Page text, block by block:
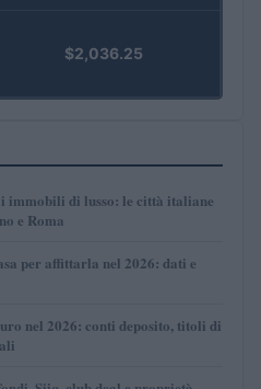
$2,036.25
immobili di lusso: le città italiane
e Roma
per affittarla nel 2026: dati e
nel 2026: conti deposito, titoli di